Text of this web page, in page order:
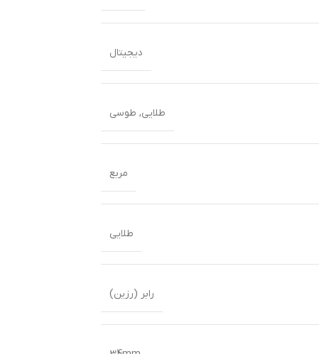
دیجیتال
طلایی, طوسی
مربع
طلایی
رابر (رزین)